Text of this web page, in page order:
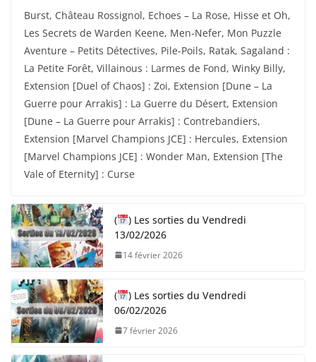
Burst, Château Rossignol, Echoes – La Rose, Hisse et Oh,
Les Secrets de Warden Keene, Men-Nefer, Mon Puzzle
Aventure – Petits Détectives, Pile-Poils, Ratak, Sagaland :
La Petite Forêt, Villainous : Larmes de Fond, Winky Billy,
Extension [Duel of Chaos] : Zoi, Extension [Dune – La
Guerre pour Arrakis] : La Guerre du Désert, Extension
[Dune – La Guerre pour Arrakis] : Contrebandiers,
Extension [Marvel Champions JCE] : Hercules, Extension
[Marvel Champions JCE] : Wonder Man, Extension [The
Vale of Eternity] : Curse
(
) Les sorties du Vendredi
13/02/2026
14 février 2026
(
) Les sorties du Vendredi
06/02/2026
7 février 2026